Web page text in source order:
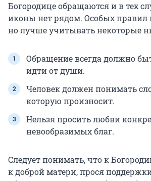
Богородице обращаются и в тех
иконы нет рядом. Особых правил
но лучше учитывать некоторые
Обращение всегда должно
идти от души.
Человек должен понимать
которую произносит.
Нельзя просить любви
невообразимых благ.
Следует понимать, что к
к доброй матери, прося